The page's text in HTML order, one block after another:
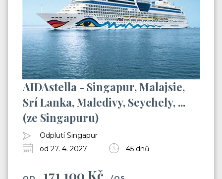
AIDAstella - Singapur, Malajsie,
Srí Lanka, Maledivy, Seychely, ...
(ze Singapuru)
Odplutí Singapur
od 27. 4. 2027
45 dnů
171 100 Kč